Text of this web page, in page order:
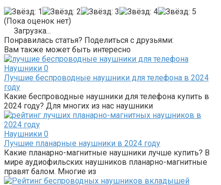
(Пока оценок нет)
Загрузка...
Понравилась статья? Поделиться с друзьями:
Вам также может быть интересно
Наушники 0
Лучшие беспроводные наушники для телефона в 2024
году
Какие беспроводные наушники для телефона купить в
2024 году? Для многих из нас наушники
Наушники 0
Лучшие планарные наушники в 2024 году
Какие планарно-магнитные наушники лучше купить? В
мире аудиофильских наушников планарно-магнитные
правят балом. Многие из